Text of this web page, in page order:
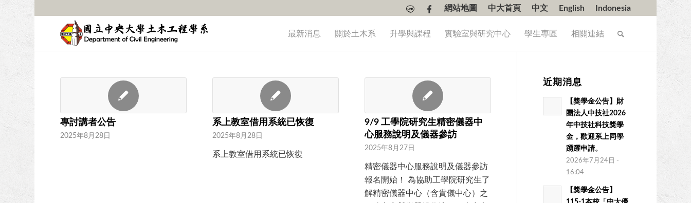
網站地圖 中大首頁 中文 English Indonesia
最新消息 關於土木系 升學與課程 實驗室與研究中心 學生專區 相關連結
專討講者公告
2025年8月28日
系上教室借用系統已恢復
2025年8月28日
系上教室借用系統已恢復
9/9 工學院研究生精密儀器中
心服務說明及儀器參訪
2025年8月27日
精密儀器中心服務說明及儀器參訪
報名開始！ 為協助工學院研究生了
解精密儀器中心（含貴儀中心）之
近期消息
【獎學金公告】財
團法人中技社2026
年中技社科技獎學
金，歡迎系上同學
踴躍申請。
2026年7月24日 -
16:04
【獎學金公告】